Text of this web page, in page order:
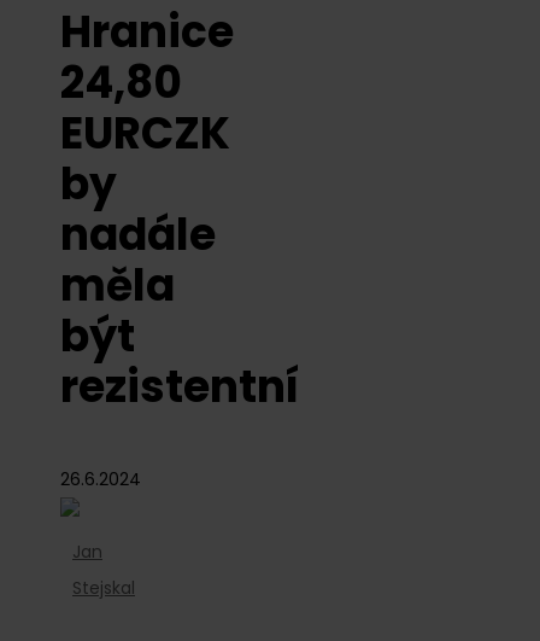
Hranice
24,80
EURCZK
by
nadále
měla
být
rezistentní
26.6.2024
Jan
Stejskal